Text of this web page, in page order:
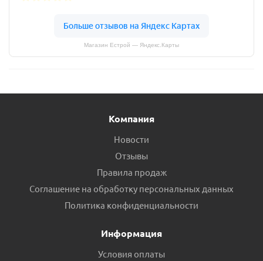
Магазин Естрой — Яндекс.Карты
Компания
Новости
Отзывы
Правила продаж
Соглашение на обработку персональных данных
Политика конфиденциальности
Информация
Условия оплаты